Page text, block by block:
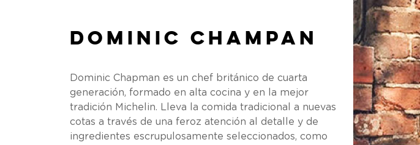
Dominic Champan
Dominic Chapman es un chef británico de cuarta
generación, formado en alta cocina y en la mejor
tradición Michelin. Lleva la comida tradicional a nuevas
cotas a través de una feroz atención al detalle y de
ingredientes escrupulosamente seleccionados, como